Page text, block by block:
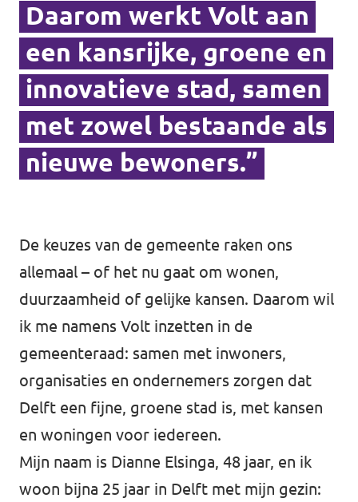
Afdelingsbesturen
Bestuur Haag- en Rijnland
Bestuur Rotterdam Zuid-Holland Zuid
Vacatures
Daarom werkt Volt aan
een kansrijke, groene en
innovatieve stad, samen
met zowel bestaande als
nieuwe bewoners.”
De keuzes van de gemeente raken ons
allemaal – of het nu gaat om wonen,
duurzaamheid of gelijke kansen. Daarom wil
ik me namens Volt inzetten in de
gemeenteraad: samen met inwoners,
organisaties en ondernemers zorgen dat
Delft een fijne, groene stad is, met kansen
en woningen voor iedereen.
Mijn naam is Dianne Elsinga, 48 jaar, en ik
woon bijna 25 jaar in Delft met mijn gezin: